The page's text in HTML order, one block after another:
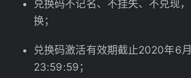
兑换码不记名、不挂失、不兑现
换；
兑换码激活有效期截止2020年6
23:59:59；